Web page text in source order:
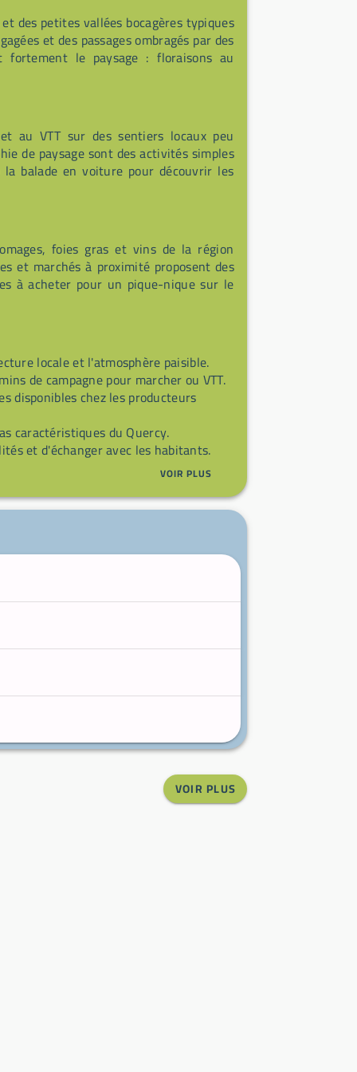
des petites vallées bocagères typiques
et des passages ombragés par des
fortement le paysage : floraisons au
au VTT sur des sentiers locaux peu
de paysage sont des activités simples
balade en voiture pour découvrir les
foies gras et vins de la région
et marchés à proximité proposent des
à acheter pour un pique-nique sur le
locale et l'atmosphère paisible.
de campagne pour marcher ou VTT.
disponibles chez les producteurs
caractéristiques du Quercy.
et d'échanger avec les habitants.
VOIR PLUS
VOIR PLUS